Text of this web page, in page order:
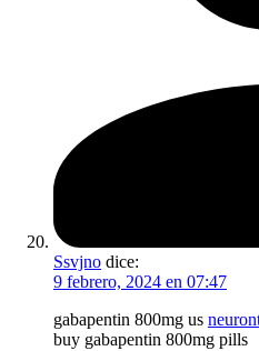
Ssvjno dice:
9 febrero, 2024 en 07:47
gabapentin 800mg us
buy gabapentin 800mg pills